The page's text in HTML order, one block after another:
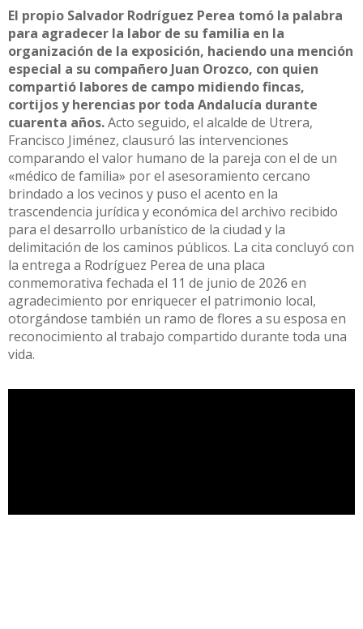
El propio Salvador Rodríguez Perea tomó la palabra
para agradecer la labor de su familia en la
organización de la exposición, haciendo una mención
especial a su compañero Juan Orozco, con quien
compartió labores de campo midiendo fincas,
cortijos y herencias por toda Andalucía durante
cuarenta años.Acto seguido, el alcalde de Utrera,
Francisco Jiménez, clausuró las intervenciones
comparando el valor humano de la pareja con el de un
«médico de familia» por el asesoramiento cercano
brindado a los vecinos y puso el acento en la
trascendencia jurídica y económica del archivo recibido
para el desarrollo urbanístico de la ciudad y la
delimitación de los caminos públicos. La cita concluyó con
la entrega a Rodríguez Perea de una placa
conmemorativa fechada el 11 de junio de 2026 en
agradecimiento por enriquecer el patrimonio local,
otorgándose también un ramo de flores a su esposa en
reconocimiento al trabajo compartido durante toda una
vida.